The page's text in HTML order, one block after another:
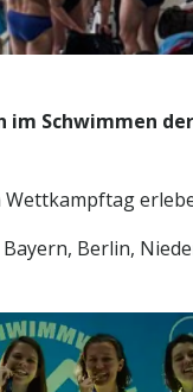
im Schwimmen der
Wettkampftag
Berlin,